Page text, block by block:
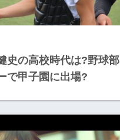
史の高校時代は?野球部
で甲子園に出場?